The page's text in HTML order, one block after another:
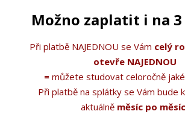
Možno zaplatit i na
Při platbě NAJEDNOU se Vám celý
otevře NAJEDNOU
= můžete studovat celoročně
Při platbě na splátky se Vám bude
aktuálně měsíc po